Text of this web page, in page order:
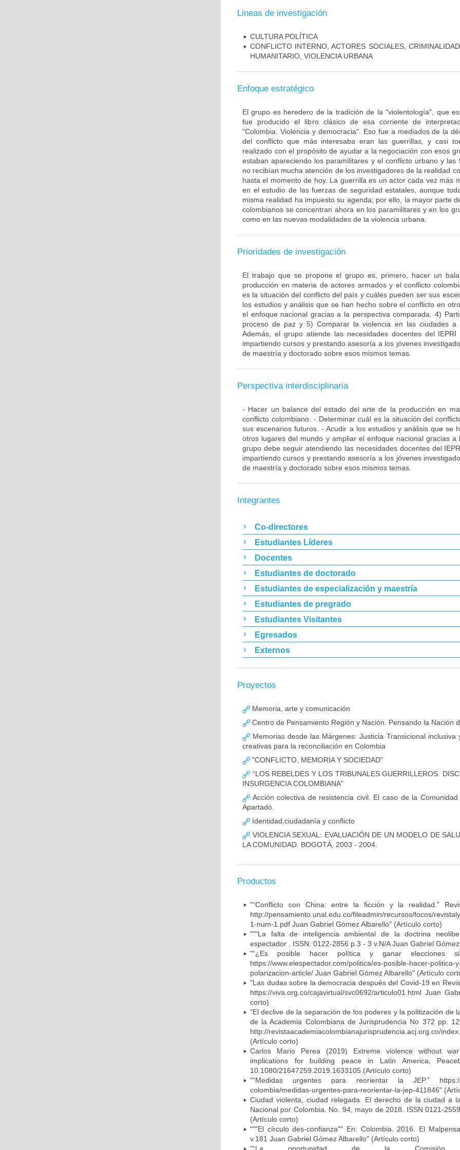
Lineas de investigación
CULTURA POLÍTICA
CONFLICTO INTERNO, ACTORES SOCIALES,
HUMANITARIO, VIOLENCIA URBANA
Enfoque estratégico
El grupo es heredero de la tradición de la "violentología", que
fue producido el libro clásico de esa corriente de
"Colombia: Violencia y democracia". Eso fue a mediados de la
del conflicto que más interesaba eran las guerrillas, y casi
realizado con el propósito de ayudar a la negociación con esos
estaban apareciendo los paramilitares y el conflicto urbano y las
no recibían mucha atención de los investigadores de la realidad
hasta el momento de hoy. La guerrilla es un actor cada vez más
en el estudio de las fuerzas de seguridad estatales, aunque
misma realidad ha impuesto su agenda; por ello, la mayor parte
colombianos se concentran ahora en los paramilitares y en los
como en las nuevas modalidades de la violencia urbana.
Prioridades de investigación
El trabajo que se propone el grupo es, primero, hacer un
producción en materia de actores armados y el conflicto
es la situación del conflicto del país y cuáles pueden ser sus
los estudios y análisis que se han hecho sobre el conflicto en
el enfoque nacional gracias a la perspectiva comparada. 4)
proceso de paz y 5) Comparar la violencia en las ciudades a
Además, el grupo atiende las necesidades docentes del
impartiendo cursos y prestando asesoría a los jóvenes
de maestría y doctorado sobre esos mismos temas.
Perspectiva interdisciplinaria
- Hacer un balance del estado del arte de la producción en
conflicto colombiano. - Determinar cuál es la situación del
sus escenarios futuros. - Acudir a los estudios y análisis que se
otros lugares del mundo y ampliar el enfoque nacional gracias
grupo debe seguir atendiendo las necesidades docentes del
impartiendo cursos y prestando asesoría a los jóvenes
de maestría y doctorado sobre esos mismos temas.
Integrantes
Co-directores
Estudiantes Líderes
Docentes
Estudiantes de doctorado
Estudiantes de especialización y maestría
Estudiantes de pregrado
Estudiantes Visitantes
Egresados
Externos
Proyectos
Memoria, arte y comunicación
Centro de Pensamiento Región y Nación. Pensando la Nación
Memorias desde las Márgenes: Justicia Transicional
creativas para la reconciliación en Colombia
"CONFLICTO, MEMORIA Y SOCIEDAD"
“LOS REBELDES Y LOS TRIBUNALES GUERRILLEROS.
INSURGENCIA COLOMBIANA”
Acción colectiva de resistencia civil. El caso de la
Apartadó.
Identidad,ciudadanía y conflicto
VIOLENCIA SEXUAL: EVALUACIÓN DE UN MODELO DE
LA COMUNIDAD. BOGOTÁ, 2003 - 2004.
Productos
"“Conflicto con China: entre la ficción y la realidad.”
http://pensamiento.unal.edu.co/fileadmin/recursos/focos/
1-num-1.pdf Juan Gabriel Gómez Albarello" (Artículo corto)
"""La falta de inteligencia ambiental de la doctrina
espectador . ISSN: 0122-2856 p.3 - 3 v.N/A Juan Gabriel
"“¿Es posible hacer política y ganar elecciones
https://www.elespectador.com/politica/es-posible-hacer-
polarizacion-article/ Juan Gabriel Gómez Albarello" (Artículo
"Las dudas sobre la democracia después del Covid-19 en
https://viva.org.co/cajavirtual/svc0692/articulo01.html Juan
corto)
"El declive de la separación de los poderes y la politización de
de la Academia Colombiana de Jurisprudencia No 372 pp.
http://revistaacademiacolombianajurisprudencia.acj.org.co/
(Artículo corto)
Carlos Mario Perea (2019) Extreme violence without
implications for building peace in Latin America,
10.1080/21647259.2019.1633105 (Artículo corto)
"“Medidas urgentes para reorientar la JEP.” https://
colombia/medidas-urgentes-para-reorientar-la-jep-411846"
Ciudad violenta, ciudad relegada. El derecho de la ciudad a
Nacional por Colombia. No. 94, mayo de 2018. ISSN 0121-
(Artículo corto)
"""El círculo des-confianza"" En: Colombia. 2016. El
v.181 Juan Gabriel Gómez Albarello" (Artículo corto)